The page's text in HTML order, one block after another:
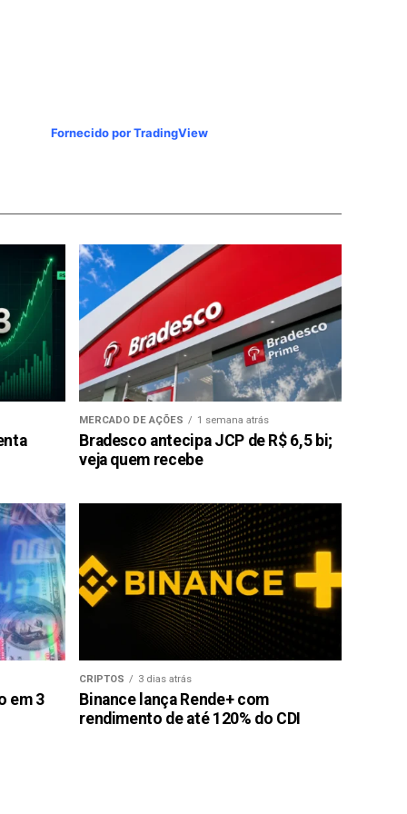
Fornecido por TradingView
MERCADO DE AÇÕES 1 semana atrás
Bradesco antecipa JCP de R$ 6,5 bi;
veja quem recebe
em 3
CRIPTOS 3 dias atrás
Binance lança Rende+ com
rendimento de até 120% do CDI